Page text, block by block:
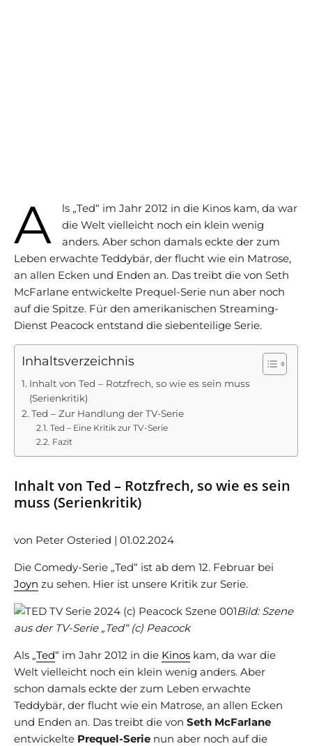
A
ls „Ted“ im Jahr 2012 in die Kinos kam, da war
die Welt vielleicht noch ein klein wenig
anders. Aber schon damals eckte der zum
Leben erwachte Teddybär, der flucht wie ein Matrose,
an allen Ecken und Enden an. Das treibt die von Seth
McFarlane entwickelte Prequel-Serie nun aber noch
auf die Spitze. Für den amerikanischen Streaming-
Dienst Peacock entstand die siebenteilige Serie.
Inhaltsverzeichnis
Inhalt von Ted – Rotzfrech, so wie es sein muss
(Serienkritik)
Ted – Zur Handlung der TV-Serie
Ted – Eine Kritik zur TV-Serie
Fazit
Inhalt von Ted – Rotzfrech, so wie es sein
muss (Serienkritik)
von Peter Osteried | 01.02.2024
Die Comedy-Serie „Ted“ ist ab dem 12. Februar bei
Joyn zu sehen. Hier ist unsere Kritik zur Serie.
Bild: Szene
aus der TV-Serie „Ted“ (c) Peacock
Als „Ted“ im Jahr 2012 in die Kinos kam, da war die
Welt vielleicht noch ein klein wenig anders. Aber
schon damals eckte der zum Leben erwachte
Teddybär, der flucht wie ein Matrose, an allen Ecken
und Enden an. Das treibt die von Seth McFarlane
entwickelte Prequel-Serie nun aber noch auf die